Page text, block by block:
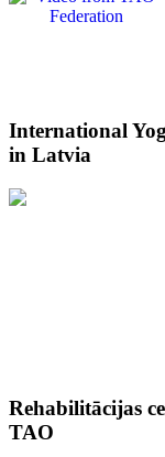
International
in Latvia
Rehabilitācijas
TAO